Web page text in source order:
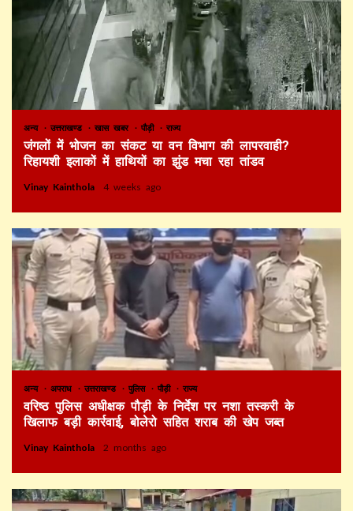
अन्य उत्तराखण्ड खास खबर पौड़ी राज्य
जंगलों में भोजन का संकट या वन विभाग की लापरवाही?
रिहायशी इलाकों में हाथियों का झुंड मचा रहा तांडव
Vinay Kainthola 4 weeks ago
अन्य अपराध उत्तराखण्ड पुलिस पौड़ी राज्य
वरिष्ठ पुलिस अधीक्षक पौड़ी के निर्देश पर नशा तस्करी के
खिलाफ बड़ी कार्रवाई, बोलेरो सहित शराब की खेप जब्त
Vinay Kainthola 2 months ago